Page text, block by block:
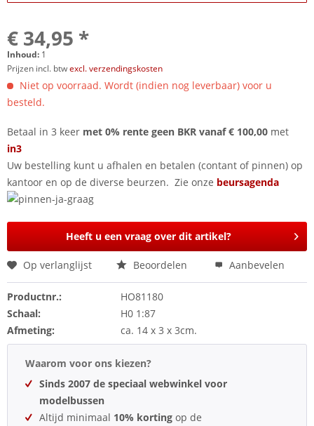
€ 34,95 *
Inhoud: 1
Prijzen incl. btwexcl. verzendingskosten
Niet op voorraad. Wordt (indien nog leverbaar) voor u
besteld.
Betaal in 3 keer met 0% rente geen BKR vanaf € 100,00 met
in3
Uw bestelling kunt u afhalen en betalen (contant of pinnen) op
kantoor en op de diverse beurzen. Zie onze beursagenda
Heeft u een vraag over dit artikel?
Op verlanglijst Beoordelen Aanbevelen
Productnr.:
HO81180
Schaal:
H0 1:87
Afmeting:
ca. 14 x 3 x 3cm.
Waarom voor ons kiezen?
Sinds 2007 de speciaal webwinkel voor
modelbussen
Altijd minimaal 10% korting op de